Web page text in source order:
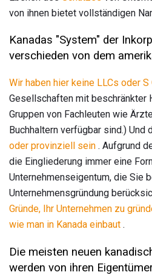
von ihnen bietet vollständigen
Kanadas "System" der
verschieden von dem
Wir haben hier keine LLCs oder S
Gesellschaften mit beschränkter
Gruppen von Fachleuten wie
Buchhaltern verfügbar sind.) Und
oder provinziell sein . Aufgrund
die Eingliederung immer eine
Unternehmenseigentum, die Sie
Unternehmensgründung
Gründe, Ihr Unternehmen zu
wie man in Kanada einbaut .
Die meisten neuen
werden von ihren